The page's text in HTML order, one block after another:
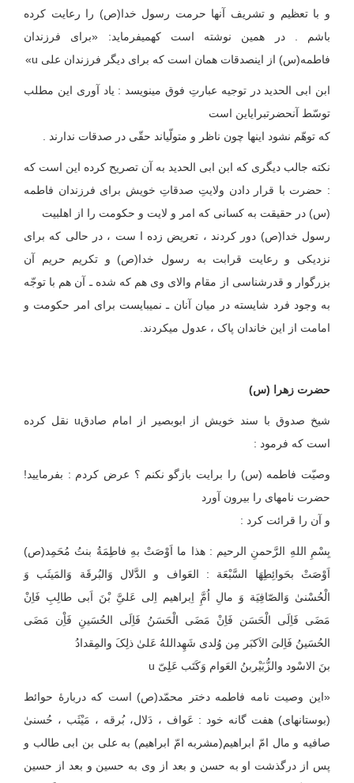
و با تعظیم و تشریف آنها حرمت رسول خدا(ص) را رعایت کرده
باشم . در همین نوشته است که‏می‏فرماید: «برای‏ فرزندان
فاطمه(س) از این‏صدقات همان است که برای دیگر فرزندان علی u»
ابن ابی الحدید در توجیه عبارتِ فوق می‏نویسد : یاد آوری این مطلب
توسّط آن‏حضرت‏برای‏این است
که توهّم نشود اینها چون ناظر و متولّی‏اند حقّی در صدقات ندارند .
نکته جالب دیگری که ابن ابی الحدید به آن تصریح کرده این است که
: حضرت با قرار دادن ولایتِ صدقاتِ خویش برای فرزندان فاطمه
(س) در حقیقت به کسانی که امر و لایت و حکومت را از اهل‏بیت
رسول خدا(ص) دور کردند ، تعریض زده ا ست ، در حالی که برای
نزدیکی و رعایت قرابت به رسول خدا(ص) و تکریم حریم آن
بزرگوار و قدرشناسی از مقام والای وی هم که شده ـ آن هم با توجّه
به وجود فرد شایسته در میان آنان ـ نمی‏بایست برای امر حکومت و
امامت از این خاندان پاک ، عدول می‏کردند.
حضرت زهرا (س)
شیخ صدوق با سند خویش از ابوبصیر از امام صادقu نقل کرده
است که فرمود :
وصیّت فاطمه (س) را برایت بازگو نکنم ؟ عرض کردم : بفرمایید!
حضرت نامه‏ای را بیرون آورد
و آن را قرائت کرد :
بِسْمِ اللهِ الرَّحمنِ الرحیم : هذا ما اَوْصَتْ بهِ فاطِمَةُ بنتُ مُحَمِد(ص)
اَوْصَتْ بحَوائِطِهَا السَّبْعَة : العَواف و الدََّلال وَالبُرقَة وَالمَیثَب وَ
الْحُسْنیٰ وَالصّافِیَة وَ مالِ اُمَِّ اِبراهیم اِلی عَلیَِّ بْنَ اَبی طالِبِ فَاِنْ
مَضَی فَاِلَی الْحَسَن فَاِنْ مَضَی الْحَسَنُ فَاِلَی الحُسَینِ فَاِْن مَضَی
الحُسَینُ فَاِلیَ الاَکبَر مِن وُلدی شَهِداللهُ عَلیٰ ذلِکَ والمِقدادُ
بنَ الاسْود والزُّبَیْربنُ العَوام وَکَتَب عَلِیّ u
«این وصیت نامه فاطمه دختر محمّد(ص) است که دربارۀ حوائط
(بوستانهای) هفت گانه خود : عَواف ، دَلال، بُرقه ، مَیْثَب ، حُسنیٰ
صافیه و مال امّ ابراهیم(مشربه امّ ابراهیم) به علی بن ابی طالب و
پس از درگذشت او به حسن و بعد از وی به حسین و بعد از حسین